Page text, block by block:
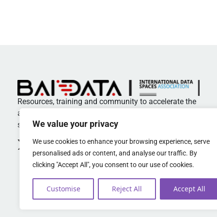
We value your privacy
We use cookies to enhance your browsing experience, serve
personalised ads or content, and analyse our traffic. By
clicking "Accept All", you consent to our use of cookies.
Customise Reject All Accept All
Resources, training and community to accelerate the
adoption of standards and best practices in data
spaces